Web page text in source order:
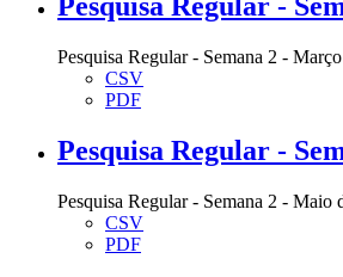
Pesquisa Regular - Semana 2 -
CSV
PDF
Pesquisa Regular -
Pesquisa Regular - Semana 2 - Maio
CSV
PDF